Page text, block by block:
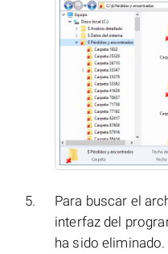
Para buscar el
interfaz del
ha sido